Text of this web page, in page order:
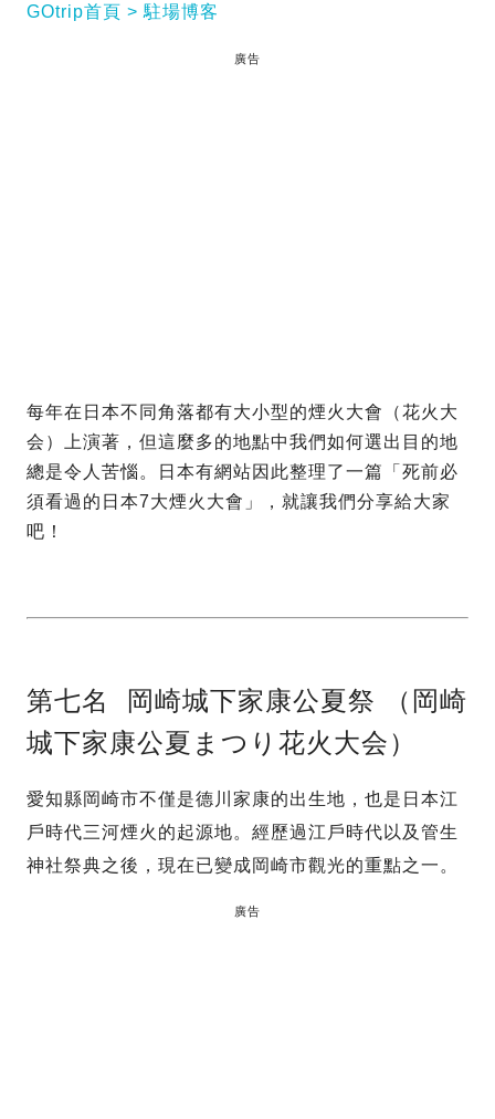
GOtrip首頁 駐場博客
廣告
每年在日本不同角落都有大小型的煙火大會（花火大
会）上演著，但這麼多的地點中我們如何選出目的地
總是令人苦惱。日本有網站因此整理了一篇「死前必
須看過的日本7大煙火大會」，就讓我們分享給大家
吧！
第七名 岡崎城下家康公夏祭 （岡崎
城下家康公夏まつり花火大会）
愛知縣岡崎市不僅是德川家康的出生地，也是日本江
戶時代三河煙火的起源地。經歷過江戶時代以及管生
神社祭典之後，現在已變成岡崎市觀光的重點之一。
廣告